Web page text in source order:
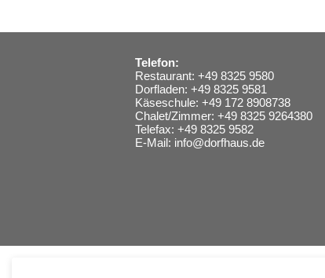
Telefon:
Restaurant: +49 8325 9580
Dorfladen: +49 8325 9581
Käseschule: +49 172 8908738
Chalet/Zimmer: +49 8325 9264380
Telefax: +49 8325 9582
E-Mail: info@dorfhaus.de